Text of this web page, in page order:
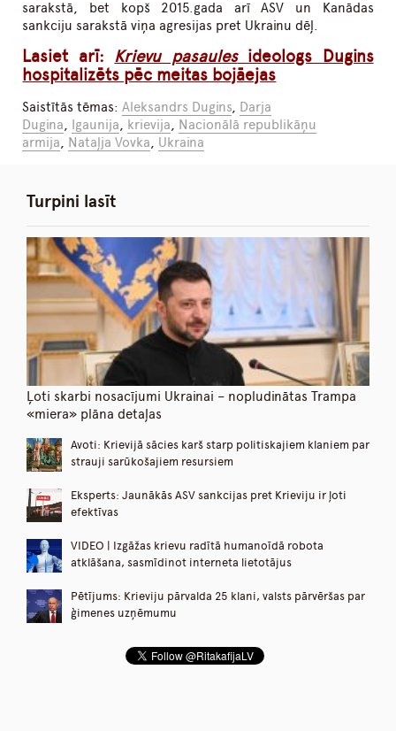
sarakstā, bet kopš 2015.gada arī ASV un Kanādas
sankciju sarakstā viņa agresijas pret Ukrainu dēļ.
Lasiet arī: Krievu pasaulesideologs Dugins
hospitalizēts pēc meitas bojāejas
Saistītās tēmas:Aleksandrs Dugins, Darja
Dugina, Igaunija, krievija, Nacionālā republikāņu
armija, Nataļja Vovka, Ukraina
Turpini lasīt
Ļoti skarbi nosacījumi Ukrainai – nopludinātas Trampa
«miera» plāna detaļas
Avoti: Krievijā sācies karš starp politiskajiem klaniem par
strauji sarūkošajiem resursiem
Eksperts: Jaunākās ASV sankcijas pret Krieviju ir ļoti
efektīvas
VIDEO | Izgāžas krievu radītā humanoīdā robota
atklāšana, sasmīdinot interneta lietotājus
Pētījums: Krieviju pārvalda 25 klani, valsts pārvēršas par
ģimenes uzņēmumu